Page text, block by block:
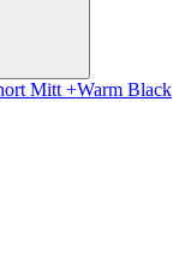
Mitt +Warm Black